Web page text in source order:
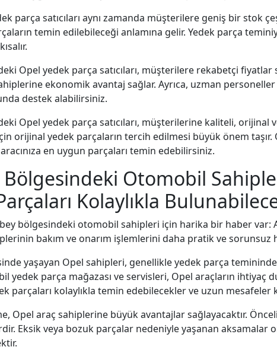
parça satıcıları aynı zamanda müşterilere geniş bir stok
temin edilebileceği anlamına gelir. Yedek parça
Opel yedek parça satıcıları, müşterilere rekabetçi
ekonomik avantaj sağlar. Ayrıca, uzman
destek alabilirsiniz.
Opel yedek parça satıcıları, müşterilerine kaliteli, orijinal
orijinal yedek parçaların tercih edilmesi büyük önem
en uygun parçaları temin edebilirsiniz.
Otomobil
Kolaylıkla
bölgesindeki otomobil sahipleri için harika bir haber var:
bakım ve onarım işlemlerini daha pratik ve sorunsuz
yaşayan Opel sahipleri, genellikle yedek parça
yedek parça mağazası ve servisleri, Opel araçların
parçaları kolaylıkla temin edebilecekler ve uzun
Opel araç sahiplerine büyük avantajlar sağlayacaktır.
Eksik veya bozuk parçalar nedeniyle yaşanan